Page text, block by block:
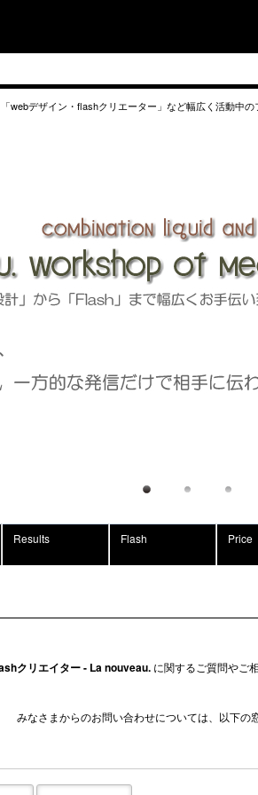
webデザイン・flashクリエーター」など幅広く活動中
Results Flash Price
クリエイター - La nouveau. に関するご質問やご
みなさまからのお問い合わせについては、以下の